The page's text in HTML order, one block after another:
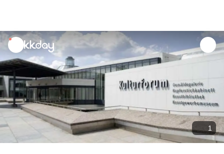
unread
notifications
1